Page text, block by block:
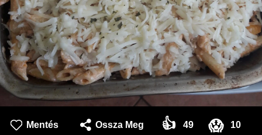
Mentés Ossza Meg 👍 49 😱 10